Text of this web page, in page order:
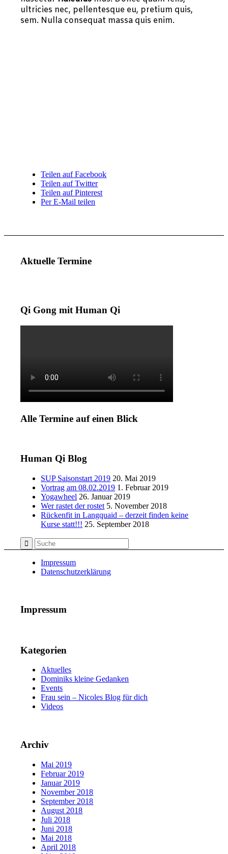
ultricies nec, pellentesque eu, pretium quis,
sem. Nulla consequat massa quis enim.
Teilen auf Facebook
Teilen auf Twitter
Teilen auf Pinterest
Per E-Mail teilen
Aktuelle Termine
Qi Gong mit Human Qi
Alle Termine auf einen Blick
Human Qi Blog
SUP Saisonstart 2019 20. Mai 2019
Vortrag am 08.02.2019 1. Februar 2019
Yogawheel 26. Januar 2019
Wer rastet der rostet 5. November 2018
Rückenfit in Langquaid – derzeit finden keine
Kurse statt!!! 25. September 2018
Impressum
Datenschutzerklärung
Impressum
Kategorien
Aktuelles
Dominiks kleine Gedanken
Events
Frau sein – Nicoles Blog für dich
Videos
Archiv
Mai 2019
Februar 2019
Januar 2019
November 2018
September 2018
August 2018
Juli 2018
Juni 2018
Mai 2018
April 2018